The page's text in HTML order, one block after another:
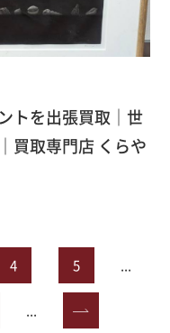
トを出張買取｜世
買取専門店 くらや
4 5 ...
... »